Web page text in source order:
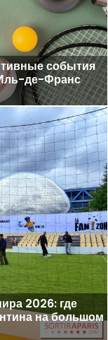
события
де-Франс
2026: где
на большом